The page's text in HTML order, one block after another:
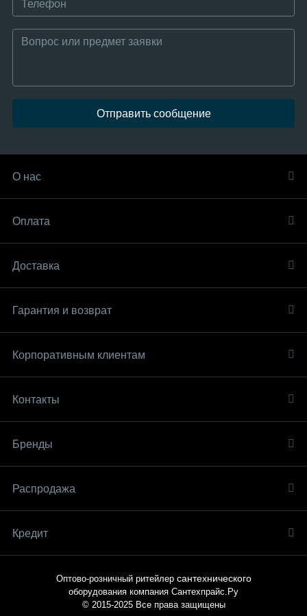
Отправить сообщение
О нас
Оплата
Доставка
Гарантия и возврат
Корпоративным клиентам
Контакты
Бренды
Распродaжа
Кредит
Оптово-розничный ритейлер сантехнического
оборудования компания Сантехпрайс.Ру
© 2015-2025 Все права защищены